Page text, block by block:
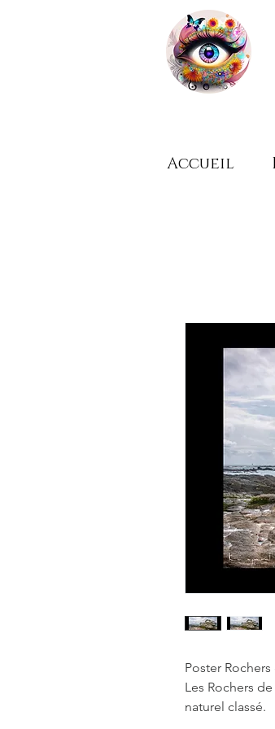
Accueil
Poster
Les Rochers
naturel classé.